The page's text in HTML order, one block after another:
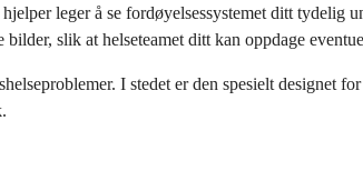
leger å se fordøyelsessystemet ditt tydelig
slik at helseteamet ditt kan oppdage
I stedet er den spesielt designet